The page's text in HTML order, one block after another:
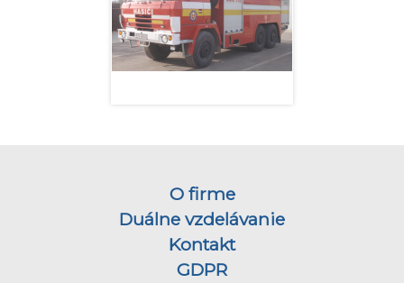
O firme
Duálne vzdelávanie
Kontakt
GDPR